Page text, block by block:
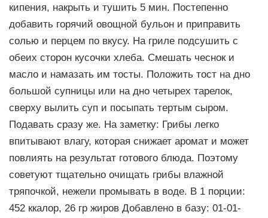
кипения, накрыть и тушить 5 мин. Постепенно
добавить горячий овощной бульон и приправить
солью и перцем по вкусу. На гриле подсушить с
обеих сторон кусочки хлеба. Смешать чеснок и
масло и намазать им тосты. Положить тост на дно
большой супницы или на дно четырех тарелок,
сверху вылить суп и посыпать тертым сыром.
Подавать сразу же. На заметку: Грибы легко
впитывают влагу, которая снижает аромат и может
повлиять на результат готового блюда. Поэтому
советуют тщательно очищать грибы влажной
тряпочкой, нежели промывать в воде. В 1 порции:
452 ккалор, 26 гр жиров Добавлено в базу: 01-01-